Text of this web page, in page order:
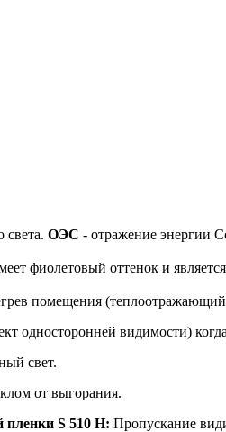
света. ОЭС - отражение энергии
фиолетовый оттенок и
помещения
односторонней видимости)
свет.
от выгорания.
пленки S 510 H: Пропускание